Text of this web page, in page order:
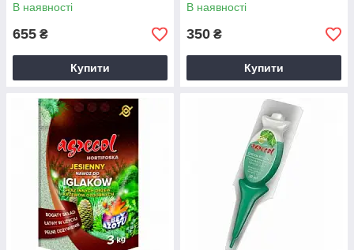
В наявності
655 ₴
Купити
В наявності
350 ₴
Купити